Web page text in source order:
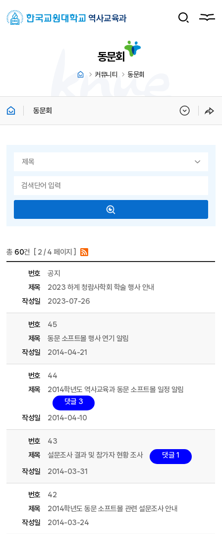
역사교육과
동문회
커뮤니티 동문회
동문회
총 60건 [ 2 / 4 페이지 ]
번호
공지
제목
2023 하계 청람사학회 학술 행사 안내
작성일
2023-07-26
번호
45
제목
동문 소프트볼 행사 연기 알림
작성일
2014-04-21
번호
44
제목
2014학년도 역사교육과 동문 소프트볼 일정 알림
댓글 3
작성일
2014-04-10
번호
43
제목
설문조사 결과 및 참가자 현황 조사
댓글 1
작성일
2014-03-31
번호
42
제목
2014학년도 동문 소프트볼 관련 설문조사 안내
작성일
2014-03-24